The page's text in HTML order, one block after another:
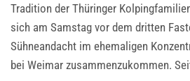
Tradition der Thüringer
sich am Samstag vor dem dritten
Sühneandacht im ehemaligen
bei Weimar zusammenzukommen.